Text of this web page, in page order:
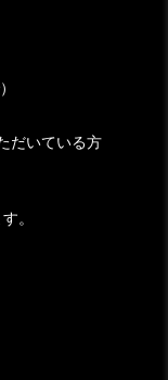
だいている方
。